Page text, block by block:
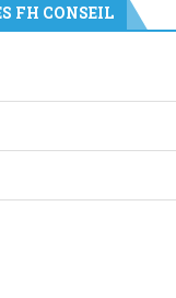
FH CONSEIL